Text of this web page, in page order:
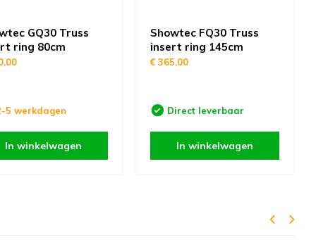
GQ30 Truss
ring 80cm
5 werkdagen
In winkelwagen
Showtec FQ30 Truss
insert ring 145cm
€ 365,00
Direct leverbaar
In winkelwagen